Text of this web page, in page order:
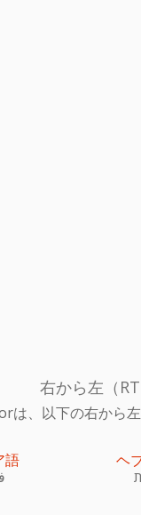
右から左（
、以下の右から
語
ヘ